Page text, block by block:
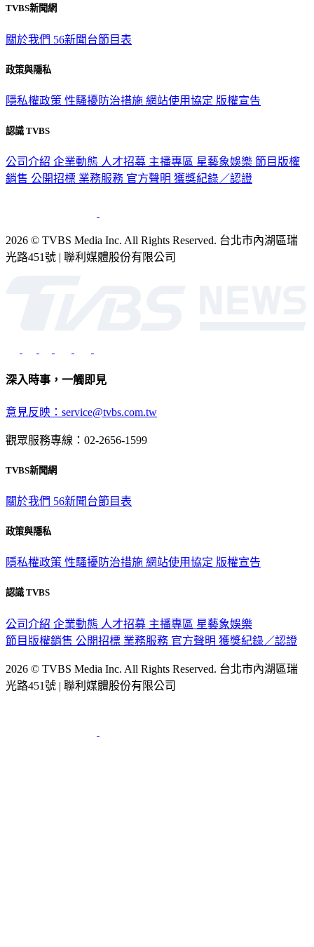
TVBS新聞網
關於我們 56新聞台節目表
政策與隱私
隱私權政策 性騷擾防治措施 網站使用協定 版權宣告
認識 TVBS
公司介紹 企業動態 人才招募 主播專區 星藝象娛樂 節目版權
銷售 公開招標 業務服務 官方聲明 獲獎紀錄／認證
2026 © TVBS Media Inc. All Rights Reserved. 台北市內湖區瑞
光路451號 | 聯利媒體股份有限公司
深入時事，一觸即見
意見反映：service@tvbs.com.tw
觀眾服務專線：02-2656-1599
TVBS新聞網
關於我們 56新聞台節目表
政策與隱私
隱私權政策 性騷擾防治措施 網站使用協定 版權宣告
認識 TVBS
公司介紹 企業動態 人才招募 主播專區 星藝象娛樂
節目版權銷售 公開招標 業務服務 官方聲明 獲獎紀錄／認證
2026 © TVBS Media Inc. All Rights Reserved. 台北市內湖區瑞
光路451號 | 聯利媒體股份有限公司